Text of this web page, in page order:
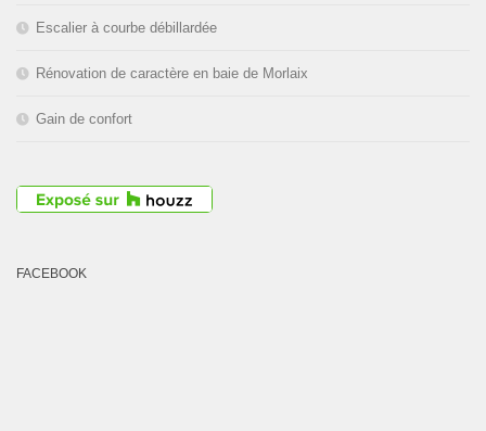
Escalier à courbe débillardée
Rénovation de caractère en baie de Morlaix
Gain de confort
FACEBOOK